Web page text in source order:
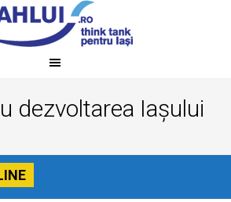
dezvoltarea Iașului